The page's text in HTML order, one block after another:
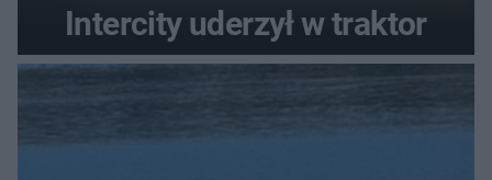
Intercity uderzył w traktor